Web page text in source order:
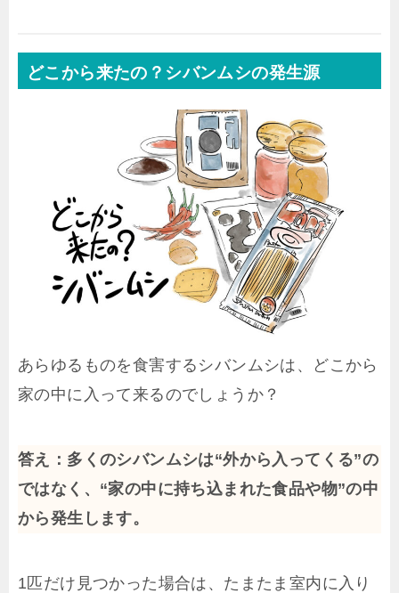
どこから来たの？シバンムシの発生源
あらゆるものを食害するシバンムシは、どこから
家の中に入って来るのでしょうか？
答え：多くのシバンムシは“外から入ってくる”の
ではなく、“家の中に持ち込まれた食品や物”の中
から発生します。
1匹だけ見つかった場合は、たまたま室内に入り